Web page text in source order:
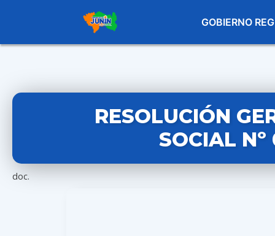
GOBIERNO
RESOLUCIÓN
SOCIAL Nº
doc.